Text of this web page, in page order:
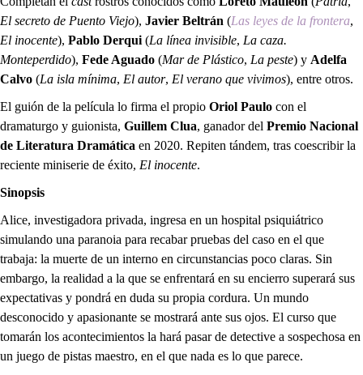
El secreto de Puento Viejo), Javier Beltrán (Las leyes de la frontera,
El inocente), Pablo Derqui (La línea invisible, La caza.
Monteperdido), Fede Aguado (Mar de Plástico, La peste) y Adelfa
Calvo (La isla mínima, El autor, El verano que vivimos), entre otros.
El guión de la película lo firma el propio Oriol Paulo con el
dramaturgo y guionista, Guillem Clua, ganador del Premio Nacional
de Literatura Dramática en 2020. Repiten tándem, tras coescribir la
reciente miniserie de éxito, El inocente.
Sinopsis
Alice, investigadora privada, ingresa en un hospital psiquiátrico
simulando una paranoia para recabar pruebas del caso en el que
trabaja: la muerte de un interno en circunstancias poco claras. Sin
embargo, la realidad a la que se enfrentará en su encierro superará sus
expectativas y pondrá en duda su propia cordura. Un mundo
desconocido y apasionante se mostrará ante sus ojos. El curso que
tomarán los acontecimientos la hará pasar de detective a sospechosa en
un juego de pistas maestro, en el que nada es lo que parece.